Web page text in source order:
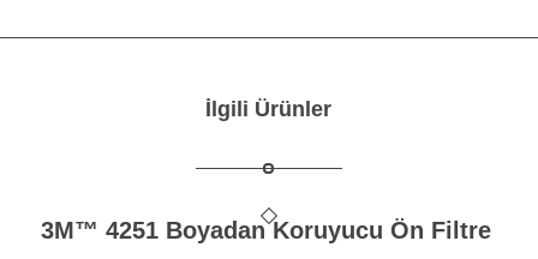
İlgili Ürünler
3M™ 4251 Boyadan Koruyucu Ön Filtre